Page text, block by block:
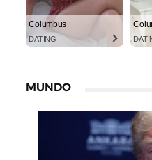
Columbus
DATING
MUNDO